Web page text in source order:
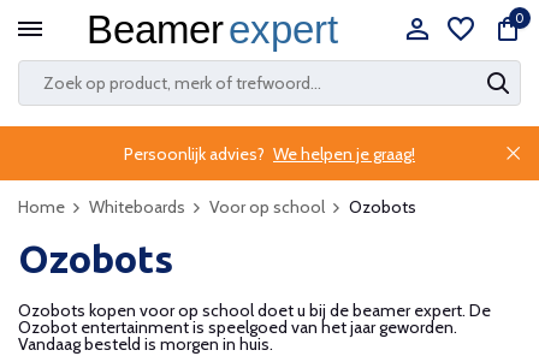
0
Persoonlijk advies? We helpen je graag!
Home Whiteboards Voor op school Ozobots
Ozobots
Ozobots kopen voor op school doet u bij de beamer expert. De
Ozobot entertainment is speelgoed van het jaar geworden.
Vandaag besteld is morgen in huis.